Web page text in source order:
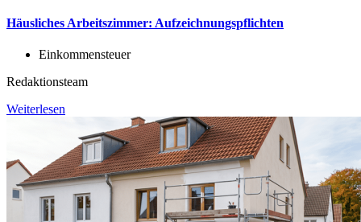
Häusliches Arbeitszimmer: Aufzeichnungspflichten
Einkommensteuer
Redaktionsteam
Weiterlesen